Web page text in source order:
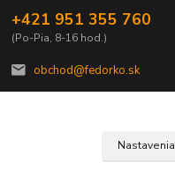
+421 951 355 760
(Po-Pia, 8-16 hod.)
obchod@fedorko.sk
Nastavenia